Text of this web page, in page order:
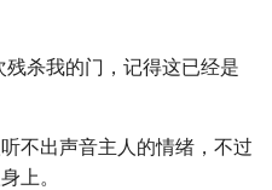
杀我的门，记得这已经是
不出声音主人的情绪，不过
上。